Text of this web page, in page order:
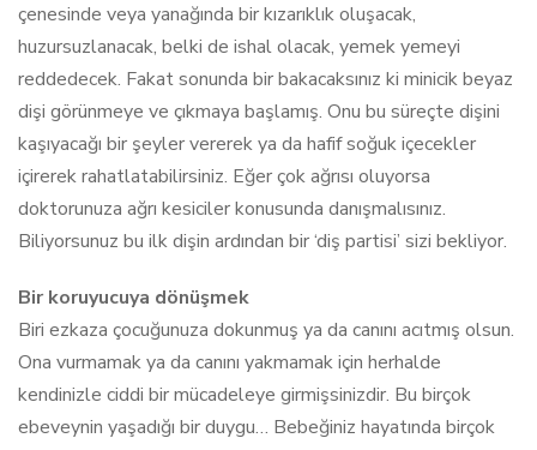
çenesinde veya yanağında bir kızarıklık oluşacak,
huzursuzlanacak, belki de ishal olacak, yemek yemeyi
reddedecek. Fakat sonunda bir bakacaksınız ki minicik beyaz
dişi görünmeye ve çıkmaya başlamış. Onu bu süreçte dişini
kaşıyacağı bir şeyler vererek ya da hafif soğuk içecekler
içirerek rahatlatabilirsiniz. Eğer çok ağrısı oluyorsa
doktorunuza ağrı kesiciler konusunda danışmalısınız.
Biliyorsunuz bu ilk dişin ardından bir ‘diş partisi’ sizi bekliyor.
Bir koruyucuya dönüşmek
Biri ezkaza çocuğunuza dokunmuş ya da canını acıtmış olsun.
Ona vurmamak ya da canını yakmamak için herhalde
kendinizle ciddi bir mücadeleye girmişsinizdir. Bu birçok
ebeveynin yaşadığı bir duygu… Bebeğiniz hayatında birçok